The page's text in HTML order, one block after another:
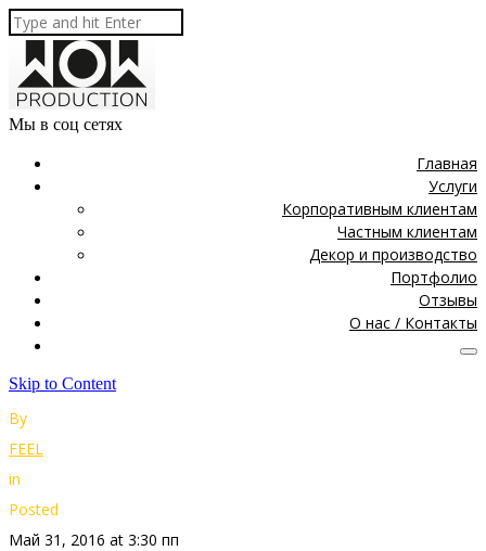
Мы в соц сетях
Главная
Услуги
Корпоративным клиентам
Частным клиентам
Декор и производство
Портфолио
Отзывы
О нас / Контакты
Skip to Content
By
FEEL
in
Posted
Май 31, 2016 at 3:30 пп